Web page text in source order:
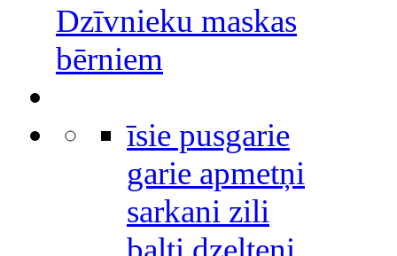
Dzīvnieku maskas
bērniem
īsie pusgarie
garie apmetņi
sarkani zili